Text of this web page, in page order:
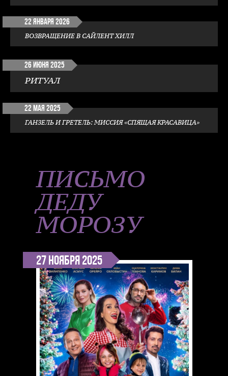
22 января 2026
ВОЗВРАЩЕНИЕ В САЙЛЕНТ ХИЛЛ
26 июня 2025
РИТУАЛ
22 мая 2025
ГАНЗЕЛЬ И ГРЕТЕЛЬ: МИССИЯ «СПЯЩАЯ КРАСАВИЦА»
ПИСЬМО
ДЕДУ
МОРОЗУ
27 ноября 2025